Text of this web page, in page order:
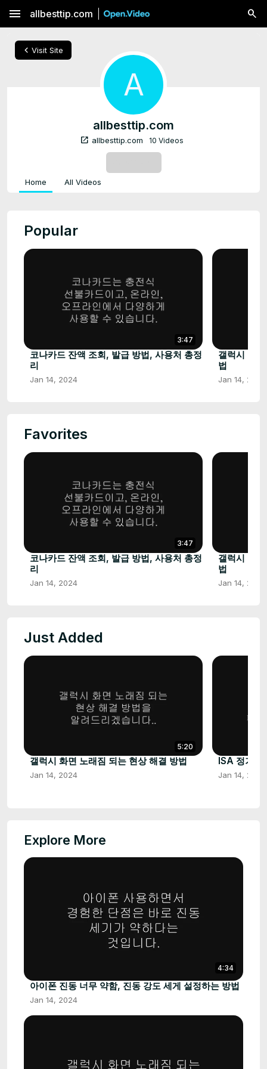
menu allbesttip.com
chevron_left Visit Site
A
allbesttip.com
open_in_new allbesttip.com 10 Videos
Home All Videos
Popular
3:47
코나카드 잔액 조회, 발급 방법, 사용처 총정
리
Jan 14, 2024
갤럭시 휴
법
Jan 14, 2024
Favorites
3:47
코나카드 잔액 조회, 발급 방법, 사용처 총정
리
Jan 14, 2024
갤럭시 휴
법
Jan 14, 2024
Just Added
5:20
갤럭시 화면 노래짐 되는 현상 해결 방법
Jan 14, 2024
ISA 정기
Jan 14, 2024
Explore More
4:34
아이폰 진동 너무 약함, 진동 강도 세게 설정하는 방법
Jan 14, 2024